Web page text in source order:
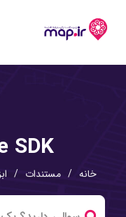
SDK
خانه / مستندات /